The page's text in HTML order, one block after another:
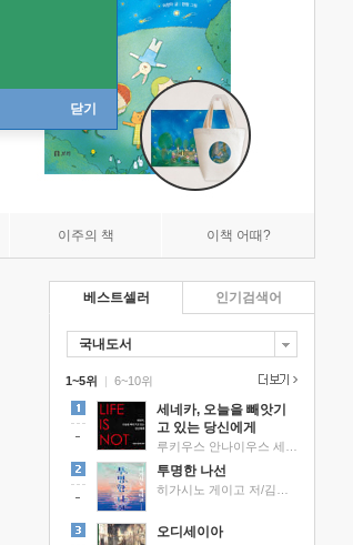
닫기
이주의 책 이책 어때?
베스트셀러
국내도서
1~5위 |
세네카, 오늘을 빼앗기
고 있는 당신에게
투명한 나선
오디세이아
6~10위
인기검색어